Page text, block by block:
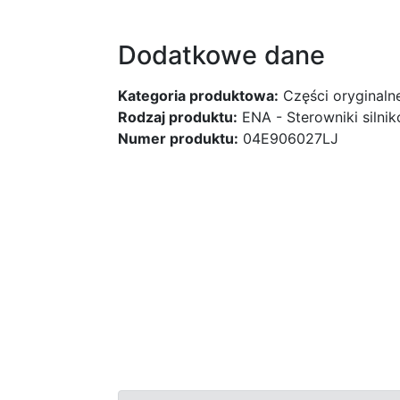
Dodatkowe dane
Kategoria produktowa: Części
Rodzaj produktu: ENA - Sterowniki
Numer produktu: 04E906027LJ